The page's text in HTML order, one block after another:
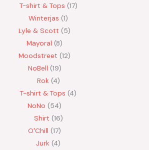
T-shirt & Tops 17
Winterjas 1
Lyle & Scott
5
Mayoral 8
Moodstreet 12
NoBell 19
Rok 4
T-shirt & Tops 4
NoNo
54
Shirt 16
O'Chill 17
Jurk 4